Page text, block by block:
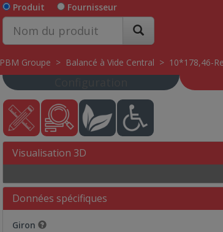
Produit Fournisseur
PBM Groupe > Balancé à Vide Central > 10*178,46-
Visualisation 3D
Données spécifiques
Giron